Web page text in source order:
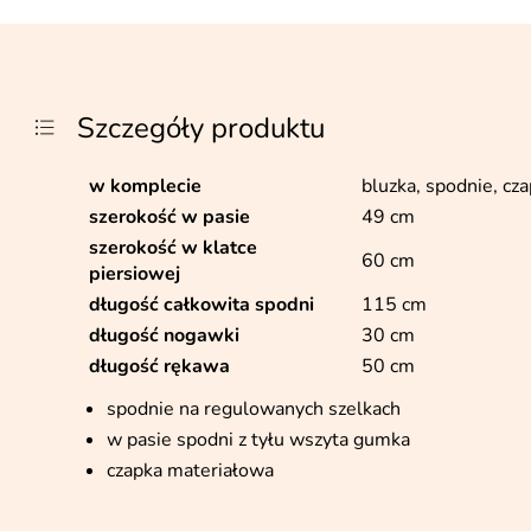
Szczegóły produktu
w komplecie
bluzka, spodnie,
szerokość w pasie
49 cm
szerokość w klatce
piersiowej
60 cm
długość całkowita spodni
115 cm
długość nogawki
30 cm
długość rękawa
50 cm
spodnie na regulowanych szelkach
w pasie spodni z tyłu wszyta gumka
czapka materiałowa